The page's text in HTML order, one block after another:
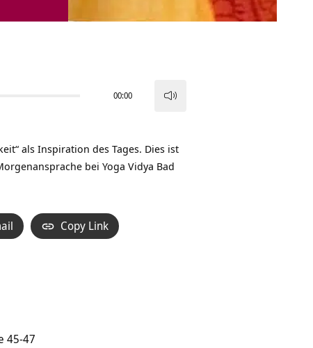
00:00
als Inspiration des Tages. Dies ist
bei Yoga Vidya Bad
Copy Link
45-47